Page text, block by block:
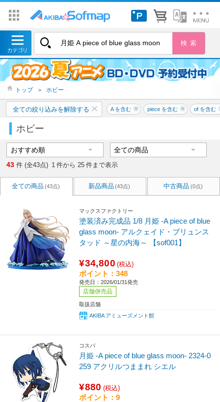
トップ ＞ ホビー
全ての絞り込みを解除する A を含む piece を含む of を含む
ホビー
43 件 (全43点) 1 件から 25 件まで表示
全ての商品 (43点) 新品商品 (43点) 中古商品 (0点)
マックスファクトリー
塗装済み完成品 1/8 月姫 -A piece of blue
glass moon- アルクェイド・ブリュンス
タッド ～星の内海～ 【sof001】
¥34,800 (税込)
ポイント：348
発売日：2026/01/31発売
店舗併売品
取扱店舗
AKIBA アミューズメント館
コスパ
月姫 -A piece of blue glass moon- 2324-0
259 アクリルつままれ シエル
¥880 (税込)
ポイント：9